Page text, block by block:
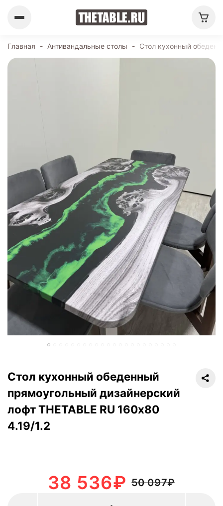
Главная - Антивандальные столы - Стол кухонный
Стол кухонный обеденный
прямоугольный дизайнерский
лофт THETABLE RU 160х80
4.19/1.2
50 097₽
38 536₽